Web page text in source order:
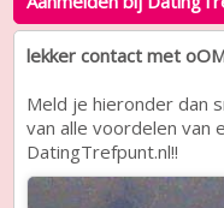
lekker contact met
Meld je hieronder dan
van alle voordelen van
DatingTrefpunt.nl!!